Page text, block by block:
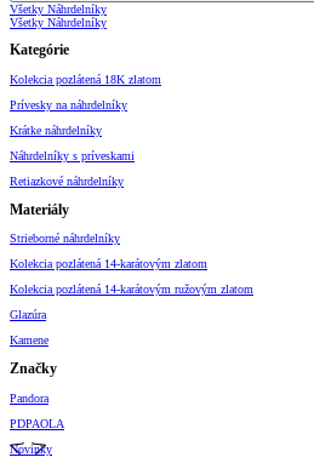
Všetky Náhrdelníky
Všetky Náhrdelníky
Kategórie
Kolekcia pozlátená 18K zlatom
Prívesky na náhrdelníky
Krátke náhrdelníky
Náhrdelníky s príveskami
Retiazkové náhrdelníky
Materiály
Strieborné náhrdelníky
Kolekcia pozlátená 14-karátovým zlatom
Kolekcia pozlátená 14-karátovým ružovým zlatom
Glazúra
Kamene
Značky
Pandora
PDPAOLA
Novinky